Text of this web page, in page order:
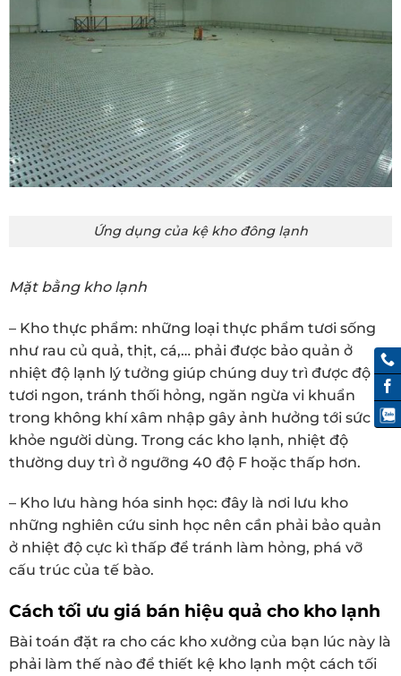
Ứng dụng của kệ kho đông lạnh
Mặt bằng kho lạnh
– Kho thực phẩm: những loại thực phẩm tươi sống
như rau củ quả, thịt, cá,… phải được bảo quản ở
nhiệt độ lạnh lý tưởng giúp chúng duy trì được độ
tươi ngon, tránh thối hỏng, ngăn ngừa vi khuẩn
trong không khí xâm nhập gây ảnh hưởng tới sức
khỏe người dùng. Trong các kho lạnh, nhiệt độ
thường duy trì ở ngưỡng 40 độ F hoặc thấp hơn.
– Kho lưu hàng hóa sinh học: đây là nơi lưu kho
những nghiên cứu sinh học nên cần phải bảo quản
ở nhiệt độ cực kì thấp để tránh làm hỏng, phá vỡ
cấu trúc của tế bào.
Cách tối ưu giá bán hiệu quả cho kho lạnh
Bài toán đặt ra cho các kho xưởng của bạn lúc này là
phải làm thế nào để thiết kệ kho lạnh một cách tối